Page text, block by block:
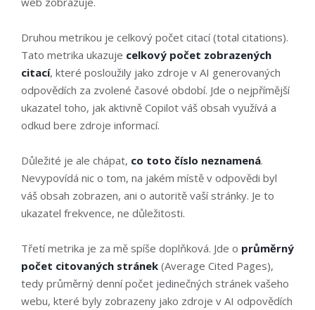
Druhou metrikou je celkový počet citací (total citations).
Tato metrika ukazuje celkový počet zobrazených
citací, které posloužily jako zdroje v AI generovaných
odpovědích za zvolené časové období. Jde o nejpřímější
ukazatel toho, jak aktivně Copilot váš obsah využívá a
odkud bere zdroje informací.
Důležité je ale chápat, co toto číslo neznamená.
Nevypovídá nic o tom, na jakém místě v odpovědi byl
váš obsah zobrazen, ani o autoritě vaší stránky. Je to
ukazatel frekvence, ne důležitosti.
Třetí metrika je za mě spíše doplňková. Jde o průměrný
počet citovaných stránek (Average Cited Pages),
tedy průměrný denní počet jedinečných stránek vašeho
webu, které byly zobrazeny jako zdroje v AI odpovědích